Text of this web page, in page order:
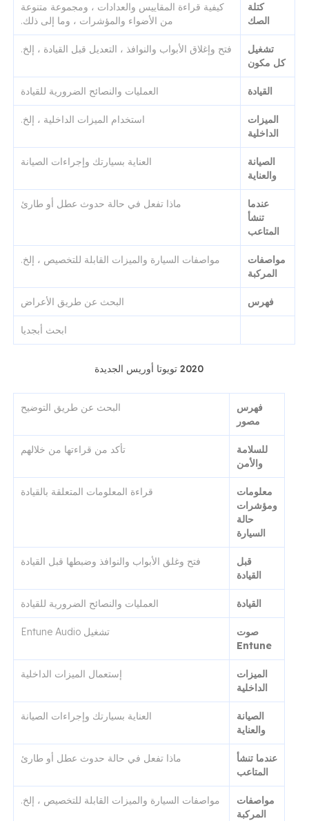
كتلة
الصك
كيفية قراءة المقاييس والعدادات ، ومجموعة متنوعة
من الأضواء والمؤشرات ، وما إلى ذلك.
تشغيل
كل مكون
فتح وإغلاق الأبواب والنوافذ ، التعديل قبل القيادة ، إلخ.
القيادة العمليات والنصائح الضرورية للقيادة
الميزات
الداخلية
استخدام الميزات الداخلية ، إلخ.
الصيانة
والعناية
العناية بسيارتك وإجراءات الصيانة
عندما
تنشأ
المتاعب
ماذا تفعل في حالة حدوث عطل أو طارئ
مواصفات
المركبة
مواصفات السيارة والميزات القابلة للتخصيص ، إلخ.
فهرس البحث عن طريق الأعراض
ابحث أبجديا
2020 تويوتا أوريس الجديدة
فهرس
مصور
البحث عن طريق التوضيح
للسلامة
والأمن
تأكد من قراءتها من خلالهم
معلومات
ومؤشرات
حالة
السيارة
قراءة المعلومات المتعلقة بالقيادة
قبل
القيادة
فتح وغلق الأبواب والنوافذ وضبطها قبل القيادة
القيادة العمليات والنصائح الضرورية للقيادة
صوت
Entune
تشغيل Entune Audio
الميزات
الداخلية
إستعمال الميزات الداخلية
الصيانة
والعناية
العناية بسيارتك وإجراءات الصيانة
عندما تنشأ
المتاعب
ماذا تفعل في حالة حدوث عطل أو طارئ
مواصفات
المركبة
مواصفات السيارة والميزات القابلة للتخصيص ، إلخ.